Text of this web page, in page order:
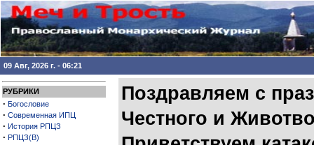
09 Авг, 2026 г. - 06:21
РУБРИКИ
· Богословие
· Современная ИПЦ
· История РПЦЗ
· РПЦЗ(В)
Поздравляем с
Честного и